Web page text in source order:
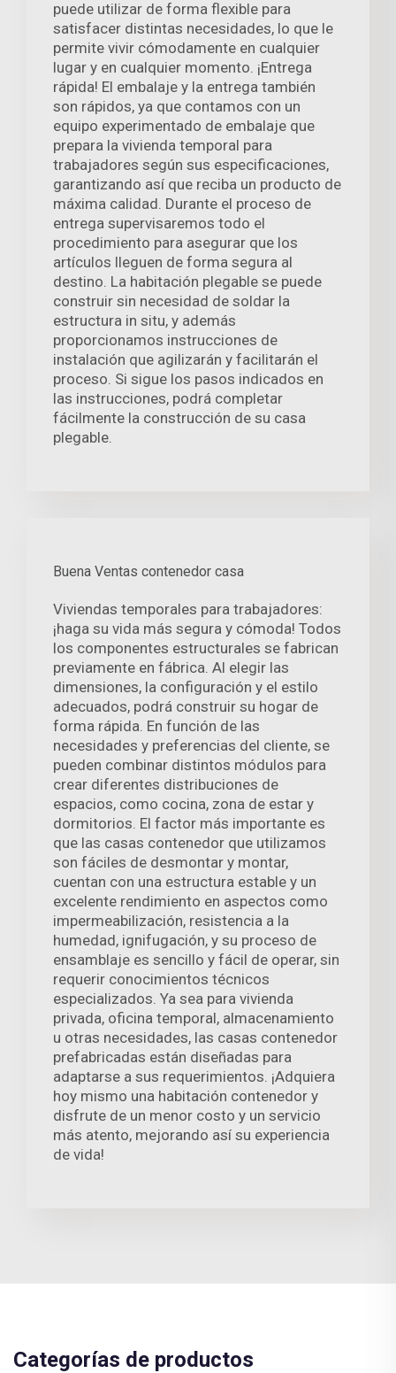
puede utilizar de forma flexible para
satisfacer distintas necesidades, lo que le
permite vivir cómodamente en cualquier
lugar y en cualquier momento. ¡Entrega
rápida! El embalaje y la entrega también
son rápidos, ya que contamos con un
equipo experimentado de embalaje que
prepara la vivienda temporal para
trabajadores según sus especificaciones,
garantizando así que reciba un producto de
máxima calidad. Durante el proceso de
entrega supervisaremos todo el
procedimiento para asegurar que los
artículos lleguen de forma segura al
destino. La habitación plegable se puede
construir sin necesidad de soldar la
estructura in situ, y además
proporcionamos instrucciones de
instalación que agilizarán y facilitarán el
proceso. Si sigue los pasos indicados en
las instrucciones, podrá completar
fácilmente la construcción de su casa
plegable.
Buena Ventas contenedor casa
Viviendas temporales para trabajadores:
¡haga su vida más segura y cómoda! Todos
los componentes estructurales se fabrican
previamente en fábrica. Al elegir las
dimensiones, la configuración y el estilo
adecuados, podrá construir su hogar de
forma rápida. En función de las
necesidades y preferencias del cliente, se
pueden combinar distintos módulos para
crear diferentes distribuciones de
espacios, como cocina, zona de estar y
dormitorios. El factor más importante es
que las casas contenedor que utilizamos
son fáciles de desmontar y montar,
cuentan con una estructura estable y un
excelente rendimiento en aspectos como
impermeabilización, resistencia a la
humedad, ignifugación, y su proceso de
ensamblaje es sencillo y fácil de operar, sin
requerir conocimientos técnicos
especializados. Ya sea para vivienda
privada, oficina temporal, almacenamiento
u otras necesidades, las casas contenedor
prefabricadas están diseñadas para
adaptarse a sus requerimientos. ¡Adquiera
hoy mismo una habitación contenedor y
disfrute de un menor costo y un servicio
más atento, mejorando así su experiencia
de vida!
Categorías de productos